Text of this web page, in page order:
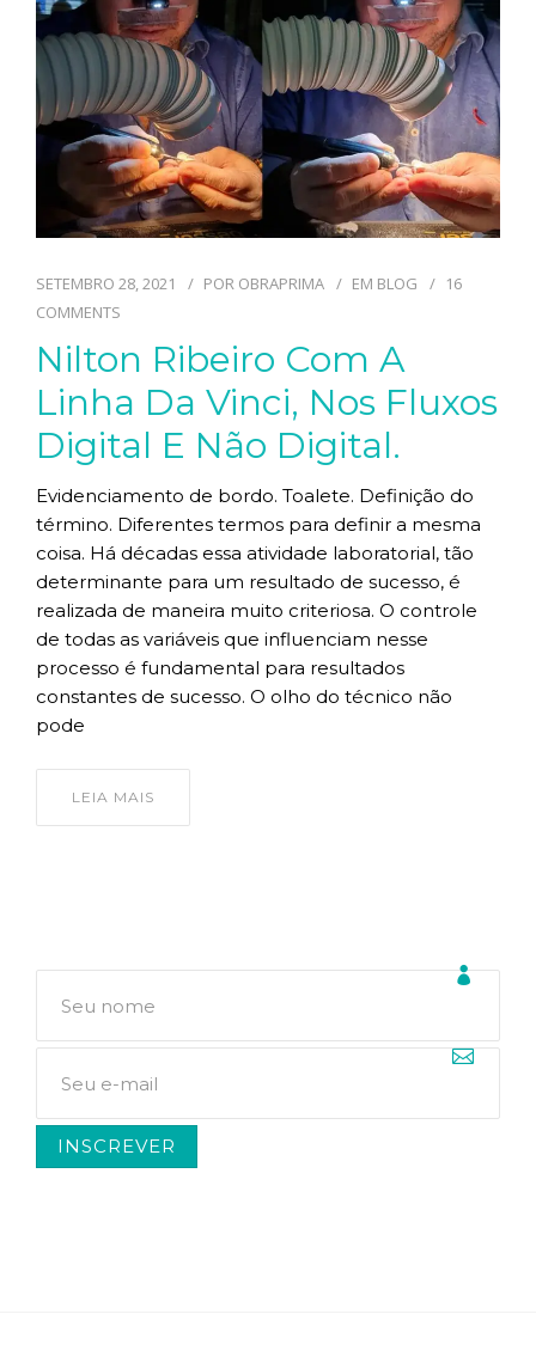
SETEMBRO 28, 2021 POR OBRAPRIMA EM BLOG
16
COMMENTS
Nilton Ribeiro Com A
Linha Da Vinci, Nos Fluxos
Digital E Não Digital.
Evidenciamento de bordo. Toalete. Definição do
término. Diferentes termos para definir a mesma
coisa. Há décadas essa atividade laboratorial, tão
determinante para um resultado de sucesso, é
realizada de maneira muito criteriosa. O controle
de todas as variáveis que influenciam nesse
processo é fundamental para resultados
constantes de sucesso. O olho do técnico não
pode
LEIA MAIS